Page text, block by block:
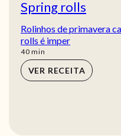
Spring rolls
Rolinhos de primavera
rolls é imper
40min
min
VER RECEITA